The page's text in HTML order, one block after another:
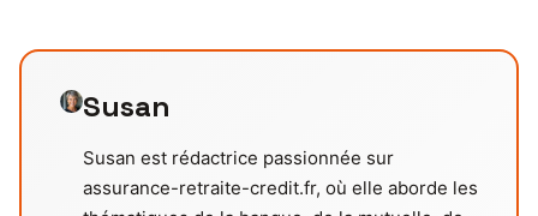
Susan
Susan est rédactrice passionnée sur
assurance-retraite-credit.fr, où elle aborde les